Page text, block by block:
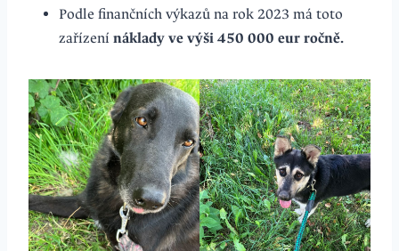
Podle finančních výkazů na rok 2023 má toto
zařízení náklady ve výši 450 000 eur ročně.